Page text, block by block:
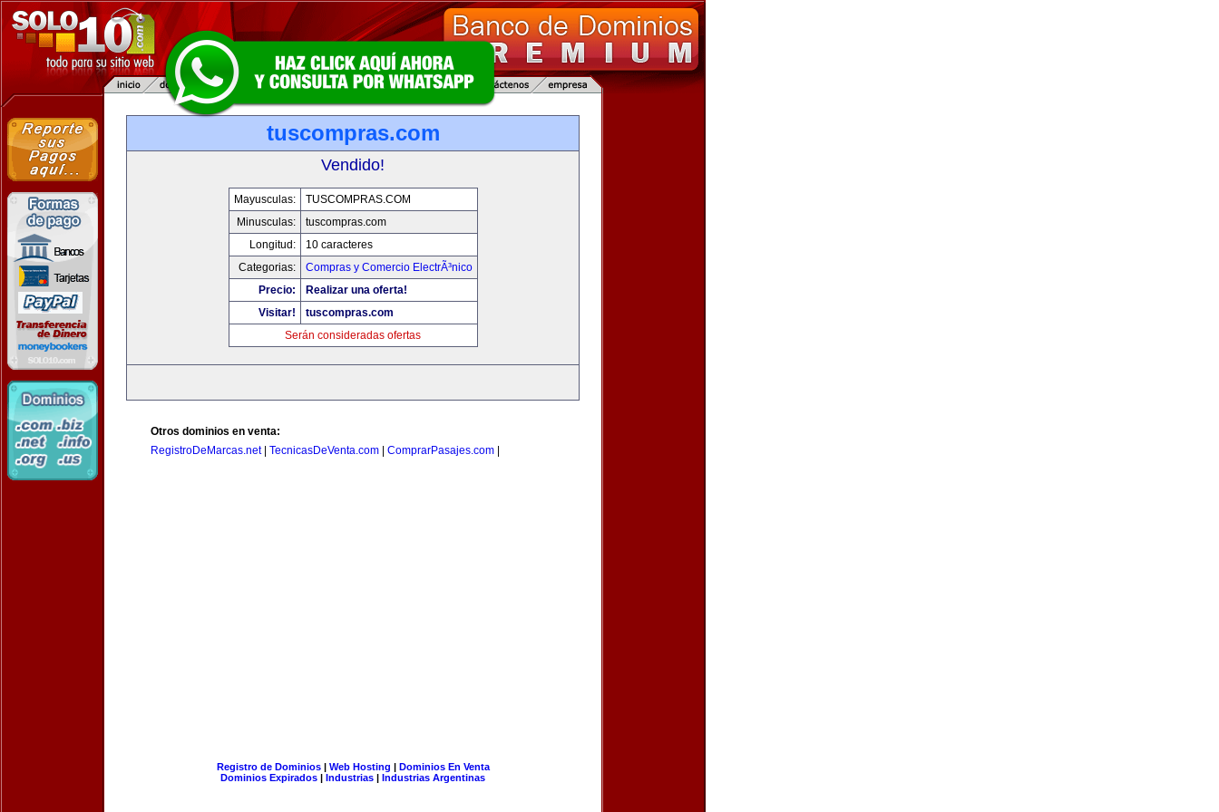
tuscompras.com
Vendido!
Mayusculas:
TUSCOMPRAS.COM
Minusculas:
tuscompras.com
Longitud:
10 caracteres
Categorias:
Compras y Comercio ElectrÃ³nico
Precio:
Realizar una oferta!
Visitar!
tuscompras.com
Serán consideradas ofertas
Otros dominios en venta:
RegistroDeMarcas.net| TecnicasDeVenta.com ComprarPasajes.com
Registro de Dominios| Web Hosting | Dominios En Venta
Dominios Expirados | Industrias | Industrias Argentinas